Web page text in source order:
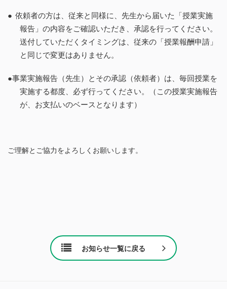
● 依頼者の方は、従来と同様に、先生から届いた「授業実施
報告」の内容をご確認いただき、承認を行ってください。
送付していただくタイミングは、従来の「授業報酬申請」
と同じで変更はありません。
●事業実施報告（先生）とその承認（依頼者）は、毎回授業を
実施する都度、必ず行ってください。（この授業実施報告
が、お支払いのベースとなります）
ご理解とご協力をよろしくお願いします。
お知らせ一覧に戻る